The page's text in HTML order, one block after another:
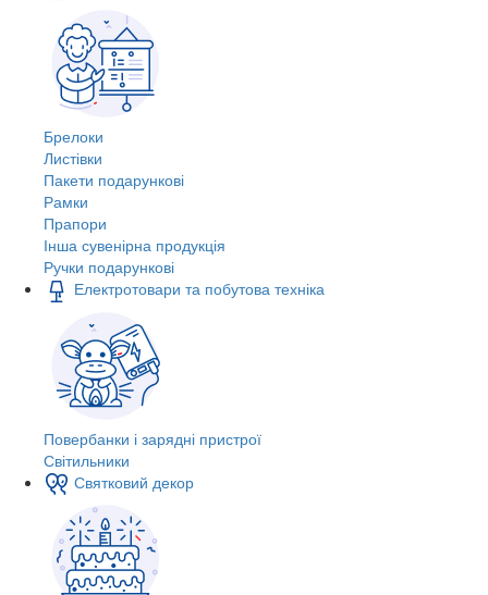
Брелоки
Листівки
Пакети подарункові
Рамки
Прапори
Інша сувенірна продукція
Ручки подарункові
Електротовари та побутова техніка
Повербанки і зарядні пристрої
Світильники
Святковий декор